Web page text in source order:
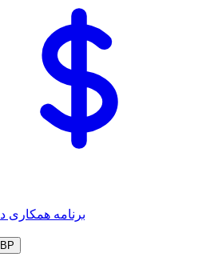
برنامه